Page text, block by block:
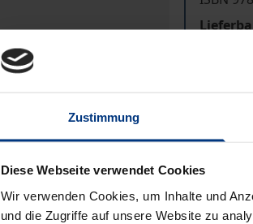
Zustimmung
Diese Webseite verwendet Cookies
Wir verwenden Cookies, um Inhalte und
und die Zugriffe auf unsere Website zu